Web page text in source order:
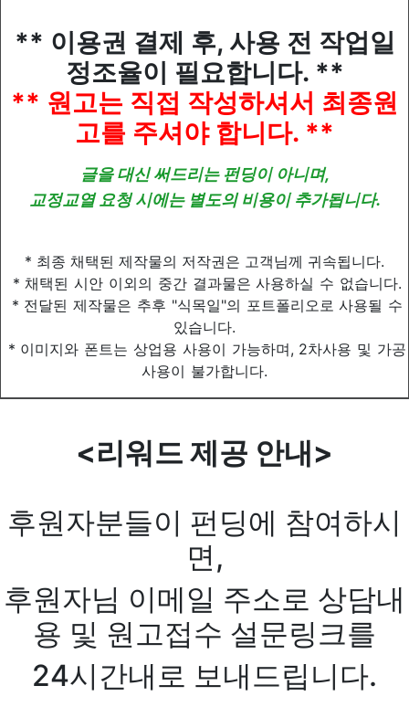
** 이용권 결제 후, 사용 전 작업일
정조율이 필요합니다. **
** 원고는 직접 작성하셔서 최종원
고를 주셔야 합니다. **
글을 대신 써드리는 펀딩이 아니며,
교정교열 요청 시에는 별도의 비용이 추가됩니다.
* 최종 채택된 제작물의 저작권은 고객님께 귀속됩니다.
* 채택된 시안 이외의 중간 결과물은 사용하실 수 없습니다.
* 전달된 제작물은 추후 "식목일"의 포트폴리오로 사용될 수
있습니다.
* 이미지와 폰트는 상업용 사용이 가능하며, 2차사용 및 가공
사용이 불가합니다.
<리워드 제공 안내>
후원자분들이 펀딩에 참여하시
면,
후원자님 이메일 주소로 상담내
용 및 원고접수 설문링크를
24시간내로 보내드립니다.